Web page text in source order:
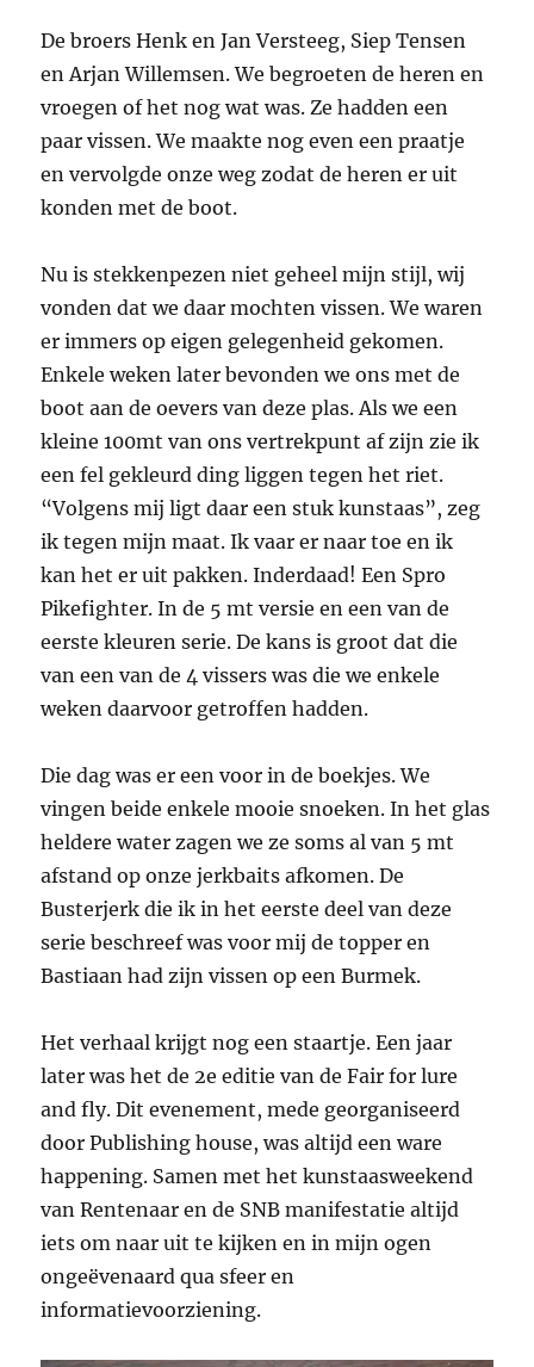
De broers Henk en Jan Versteeg, Siep Tensen
en Arjan Willemsen. We begroeten de heren en
vroegen of het nog wat was. Ze hadden een
paar vissen. We maakte nog even een praatje
en vervolgde onze weg zodat de heren er uit
konden met de boot.
Nu is stekkenpezen niet geheel mijn stijl, wij
vonden dat we daar mochten vissen. We waren
er immers op eigen gelegenheid gekomen.
Enkele weken later bevonden we ons met de
boot aan de oevers van deze plas. Als we een
kleine 100mt van ons vertrekpunt af zijn zie ik
een fel gekleurd ding liggen tegen het riet.
“Volgens mij ligt daar een stuk kunstaas”, zeg
ik tegen mijn maat. Ik vaar er naar toe en ik
kan het er uit pakken. Inderdaad! Een Spro
Pikefighter. In de 5 mt versie en een van de
eerste kleuren serie. De kans is groot dat die
van een van de 4 vissers was die we enkele
weken daarvoor getroffen hadden.
Die dag was er een voor in de boekjes. We
vingen beide enkele mooie snoeken. In het glas
heldere water zagen we ze soms al van 5 mt
afstand op onze jerkbaits afkomen. De
Busterjerk die ik in het eerste deel van deze
serie beschreef was voor mij de topper en
Bastiaan had zijn vissen op een Burmek.
Het verhaal krijgt nog een staartje. Een jaar
later was het de 2e editie van de Fair for lure
and fly. Dit evenement, mede georganiseerd
door Publishing house, was altijd een ware
happening. Samen met het kunstaasweekend
van Rentenaar en de SNB manifestatie altijd
iets om naar uit te kijken en in mijn ogen
ongeëvenaard qua sfeer en
informatievoorziening.